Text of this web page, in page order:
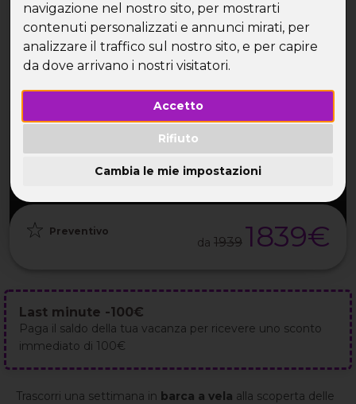
navigazione nel nostro sito, per mostrarti
contenuti personalizzati e annunci mirati, per
analizzare il traffico sul nostro sito, e per capire
da dove arrivano i nostri visitatori.
Accetto
Rifiuto
Cambia le mie impostazioni
Isola d'Elba
Elba, Capraia e Corsica in vela
15 Ago
Preventivo
da 1939 1839€
Last minute -100€
Paga il saldo della tua vacanza per ricevere uno sconto
immediato di 100€
Trascorri una settimana in barca a vela alla scoperta delle